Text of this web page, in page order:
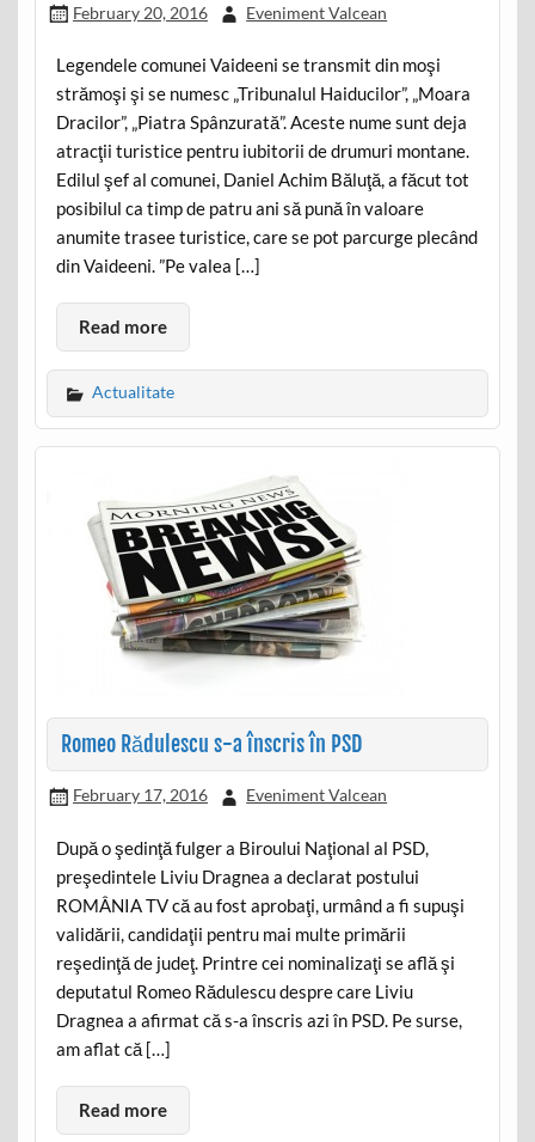
February 20, 2016 Eveniment Valcean
Legendele comunei Vaideeni se transmit din moşi
strămoşi şi se numesc „Tribunalul Haiducilor”, „Moara
Dracilor”, „Piatra Spânzurată”. Aceste nume sunt deja
atracţii turistice pentru iubitorii de drumuri montane.
Edilul şef al comunei, Daniel Achim Băluţă, a făcut tot
posibilul ca timp de patru ani să pună în valoare
anumite trasee turistice, care se pot parcurge plecând
din Vaideeni. ”Pe valea […]
Read more
Actualitate
Romeo Rădulescu s-a înscris în PSD
February 17, 2016 Eveniment Valcean
După o şedinţă fulger a Biroului Naţional al PSD,
preşedintele Liviu Dragnea a declarat postului
ROMÂNIA TV că au fost aprobaţi, urmând a fi supuşi
validării, candidaţii pentru mai multe primării
reşedinţă de judeţ. Printre cei nominalizaţi se află şi
deputatul Romeo Rădulescu despre care Liviu
Dragnea a afirmat că s-a înscris azi în PSD. Pe surse,
am aflat că […]
Read more